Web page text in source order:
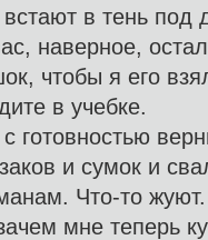
в тень под
наверное,
чтобы я его
в учебке.
готовностью
и сумок и
Что-то жуют.
мне теперь